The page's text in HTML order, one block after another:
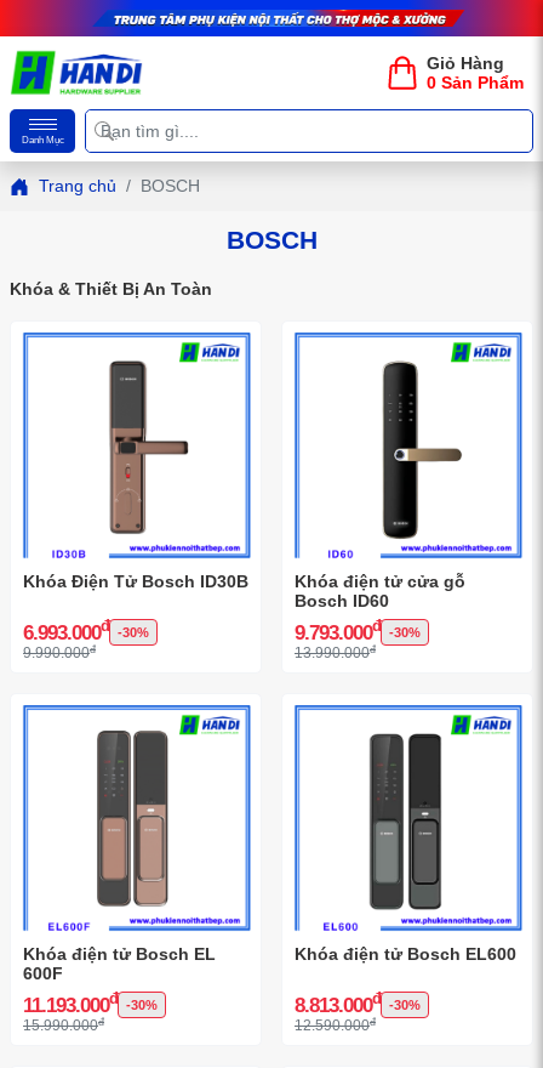
Giỏ Hàng
0 Sản Phẩm
Danh Mục
Trang chủ BOSCH
BOSCH
Khóa & Thiết Bị An Toàn
Khóa Điện Tử Bosch ID30B
6.993.000đ -30%
9.990.000đ
Khóa điện tử cửa gỗ
Bosch ID60
9.793.000đ -30%
13.990.000đ
Khóa điện tử Bosch EL
600F
11.193.000đ -30%
15.990.000đ
Khóa điện tử Bosch EL600
8.813.000đ -30%
12.590.000đ